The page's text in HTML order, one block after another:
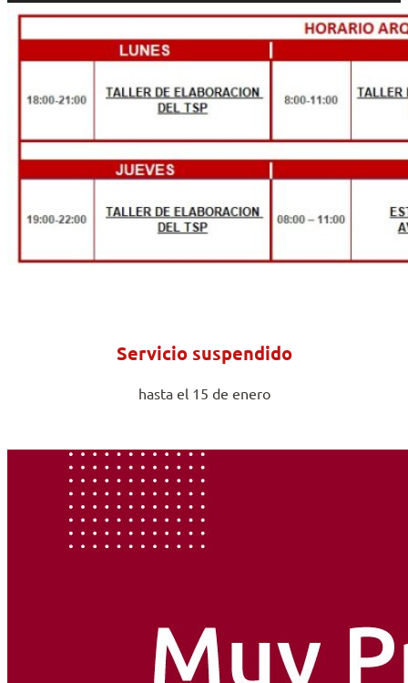
Servicio suspendido
hasta el 15 de enero